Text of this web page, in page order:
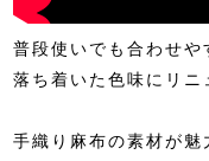
普段使いでも合わせや
落ち着いた色味にリニ
手織り麻布の素材が魅